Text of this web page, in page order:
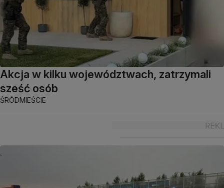
Akcja w kilku województwach, zatrzymali
sześć osób
ŚRÓDMIEŚCIE